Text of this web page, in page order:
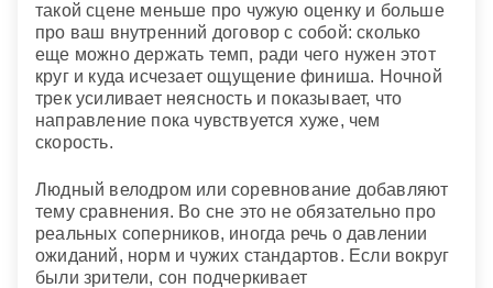
такой сцене меньше про чужую оценку и больше
про ваш внутренний договор с собой: сколько
еще можно держать темп, ради чего нужен этот
круг и куда исчезает ощущение финиша. Ночной
трек усиливает неясность и показывает, что
направление пока чувствуется хуже, чем
скорость.
Людный велодром или соревнование добавляют
тему сравнения. Во сне это не обязательно про
реальных соперников, иногда речь о давлении
ожиданий, норм и чужих стандартов. Если вокруг
были зрители, сон подчеркивает